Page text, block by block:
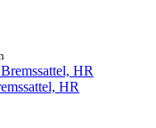
HR